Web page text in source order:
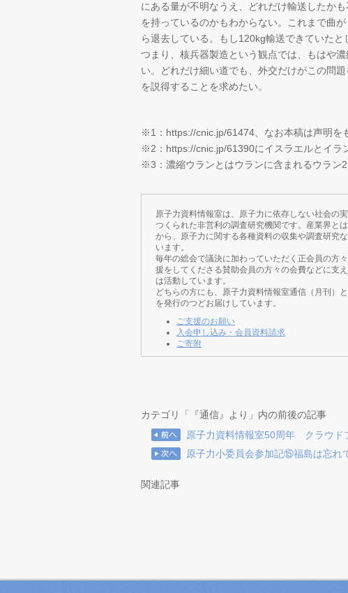
にある量が不明なうえ、どれだけ輸送したか
を持っているのかもわからない。これまで曲
ら退去している。もし120kg輸送できていた
つまり、核兵器製造という観点では、もはや
い。どれだけ細い道でも、外交だけがこの問
を説得することを求めたい。
※1：https://cnic.jp/61474、なお本稿は声明を
※2：https://cnic.jp/61390にイスラエルとイラ
※3：濃縮ウランとはウランに含まれるウラン
原子力資料情報室は、原子力に依存しない社会の
つくられた非営利の調査研究機関です。産業界と
から、原子力に関する各種資料の収集や調査研究
います。
毎年の総会で議決に加わっていただく正会員の方
援をしてくださる賛助会員の方々の会費などに支
は活動しています。
どちらの方にも、原子力資料情報室通信（月刊）
を発行のつどお届けしています。
ご支援のお願い
入会申し込み・会員資料請求
ご寄附
カテゴリ「『通信』より」内の前後の記事
原子力資料情報室50周年 クラウド
原子力小委員会参加記⑮福島は忘れ
関連記事